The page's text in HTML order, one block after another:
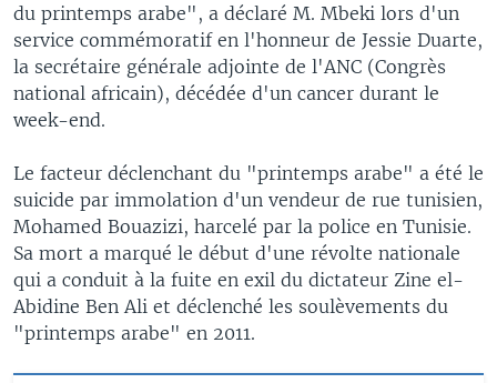
du printemps arabe", a déclaré M. Mbeki lors d'un
service commémoratif en l'honneur de Jessie Duarte,
la secrétaire générale adjointe de l'ANC (Congrès
national africain), décédée d'un cancer durant le
week-end.
Le facteur déclenchant du "printemps arabe" a été le
suicide par immolation d'un vendeur de rue tunisien,
Mohamed Bouazizi, harcelé par la police en Tunisie.
Sa mort a marqué le début d'une révolte nationale
qui a conduit à la fuite en exil du dictateur Zine el-
Abidine Ben Ali et déclenché les soulèvements du
"printemps arabe" en 2011.